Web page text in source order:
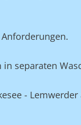
separaten
-